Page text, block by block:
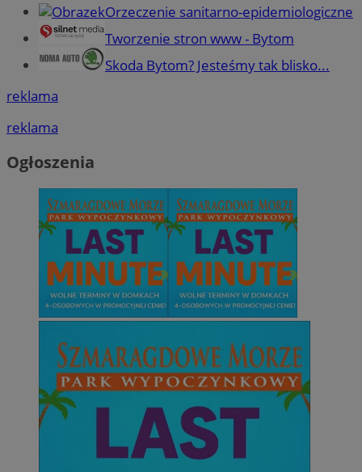
Orzeczenie sanitarno-epidemiologiczne
Tworzenie stron www - Bytom
Skoda Bytom? Jesteśmy tak blisko...
reklama
reklama
Ogłoszenia